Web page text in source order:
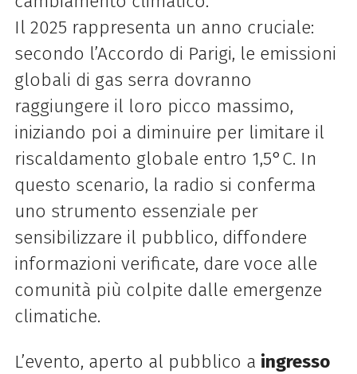
Il 2025 rappresenta un anno cruciale:
secondo l’Accordo di Parigi, le emissioni
globali di gas serra dovranno
raggiungere il loro picco massimo,
iniziando poi a diminuire per limitare il
riscaldamento globale entro 1,5°C. In
questo scenario, la radio si conferma
uno strumento essenziale per
sensibilizzare il pubblico, diffondere
informazioni verificate, dare voce alle
comunità più colpite dalle emergenze
climatiche.
L’evento, aperto al pubblico a ingresso